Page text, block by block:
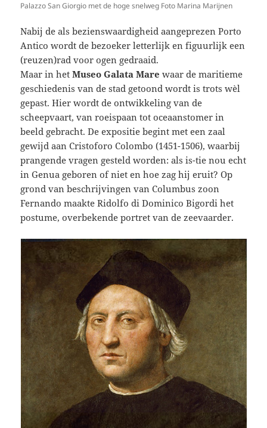
Palazzo San Giorgio met de hoge snelweg Foto Marina Marijnen
Nabij de als bezienswaardigheid aangeprezen Porto
Antico wordt de bezoeker letterlijk en figuurlijk een
(reuzen)rad voor ogen gedraaid.
Maar in hetMuseo Galata Mare waar de maritieme
geschiedenis van de stad getoond wordt is trots wèl
gepast. Hier wordt de ontwikkeling van de
scheepvaart, van roeispaan tot oceaanstomer in
beeld gebracht. De expositie begint met een zaal
gewijd aan Cristoforo Colombo (1451-1506), waarbij
prangende vragen gesteld worden: als is-tie nou echt
in Genua geboren of niet en hoe zag hij eruit? Op
grond van beschrijvingen van Columbus zoon
Fernando maakte Ridolfo di Dominico Bigordi het
postume, overbekende portret van de zeevaarder.